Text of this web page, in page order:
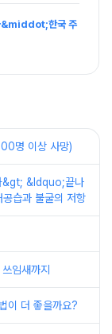
&middot;한국 주
명 이상 사망)
&gt; &ldquo;끝나
습과 불굴의 저항
임새까지
이 더 좋을까요?